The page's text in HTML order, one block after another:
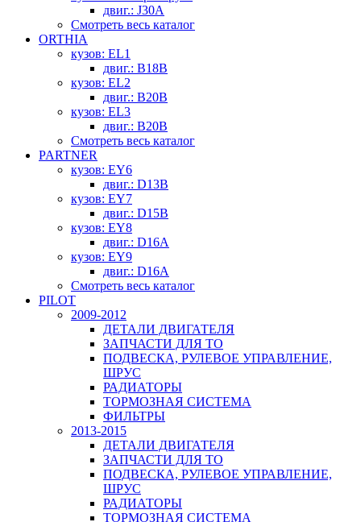
двиг.: J30A
Смотреть весь каталог
ORTHIA
кузов: EL1
двиг.: B18B
кузов: EL2
двиг.: B20B
кузов: EL3
двиг.: B20B
Смотреть весь каталог
PARTNER
кузов: EY6
двиг.: D13B
кузов: EY7
двиг.: D15B
кузов: EY8
двиг.: D16A
кузов: EY9
двиг.: D16A
Смотреть весь каталог
PILOT
2009-2012
ДЕТАЛИ ДВИГАТЕЛЯ
ЗАПЧАСТИ ДЛЯ ТО
ПОДВЕСКА, РУЛЕВОЕ УПРАВЛЕНИЕ,
ШРУС
РАДИАТОРЫ
ТОРМОЗНАЯ СИСТЕМА
ФИЛЬТРЫ
2013-2015
ДЕТАЛИ ДВИГАТЕЛЯ
ЗАПЧАСТИ ДЛЯ ТО
ПОДВЕСКА, РУЛЕВОЕ УПРАВЛЕНИЕ,
ШРУС
РАДИАТОРЫ
ТОРМОЗНАЯ СИСТЕМА